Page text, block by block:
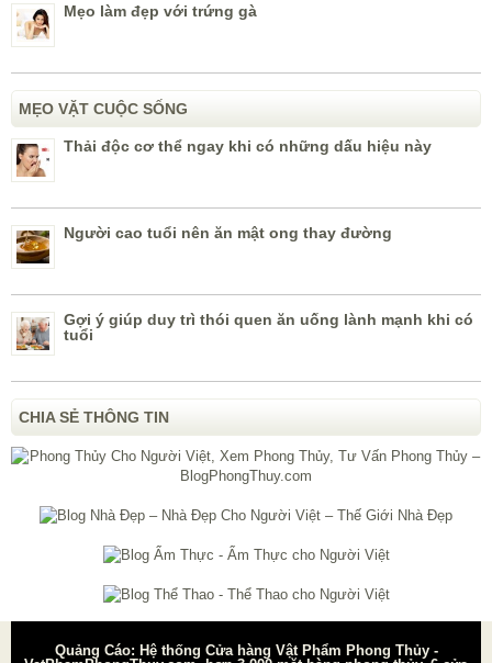
Mẹo làm đẹp với trứng gà
MẸO VẶT CUỘC SỐNG
Thải độc cơ thể ngay khi có những dấu hiệu này
Người cao tuổi nên ăn mật ong thay đường
Gợi ý giúp duy trì thói quen ăn uống lành mạnh khi có
tuổi
CHIA SẺ THÔNG TIN
Quảng Cáo: Hệ thống Cửa hàng Vật Phẩm Phong Thủy -